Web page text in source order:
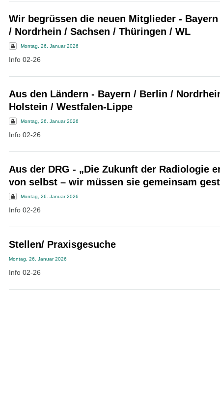
Wir begrüssen die neuen Mitglieder - Bayern
/ Nordrhein / Sachsen / Thüringen / WL
Montag, 26. Januar 2026
Info 02-26
Aus den Ländern - Bayern / Berlin /
Holstein / Westfalen-Lippe
Montag, 26. Januar 2026
Info 02-26
Aus der DRG - „Die Zukunft der Radiologie
von selbst – wir müssen sie gemeinsam
Montag, 26. Januar 2026
Info 02-26
Stellen/ Praxisgesuche
Montag, 26. Januar 2026
Info 02-26